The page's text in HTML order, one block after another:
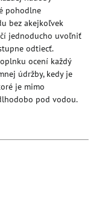
pohodlne
bez akejkoľvek
jednoducho uvoľniť
odtiecť.
ocení každý
údržby, kedy je
je mimo
pod vodou.